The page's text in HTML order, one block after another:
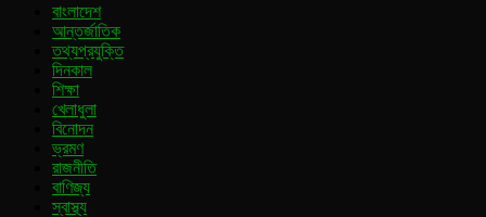
বাংলাদেশ
আন্তর্জাতিক
তথ্যপ্রযুক্তি
দিনকাল
শিক্ষা
খেলাধুলা
বিনোদন
ভ্রমণ
রাজনীতি
বাণিজ্য
স্বাস্থ্য